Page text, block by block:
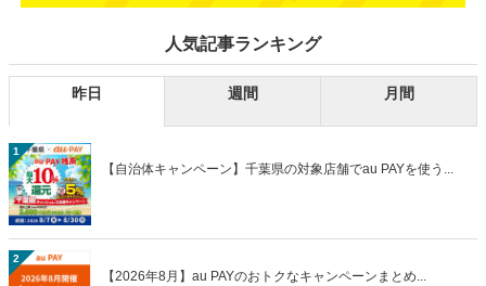
人気記事ランキング
昨日 週間 月間
1
【自治体キャンペーン】千葉県の対象店舗でau PAYを使う...
2
【2026年8月】au PAYのおトクなキャンペーンまとめ...